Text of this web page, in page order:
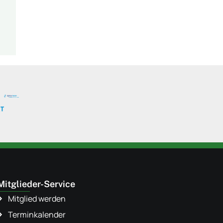
Service
Mitglied werden
Terminkalender